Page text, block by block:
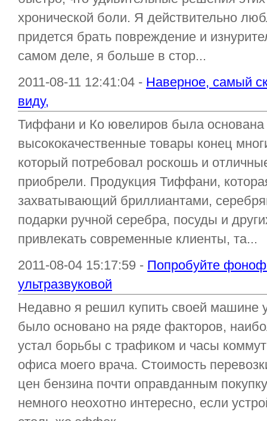
хронической боли. Я действительно
придется брать повреждение и
самом деле, я больше в стор...
2011-08-11 12:41:04 - Наверное, самый
виду,
Тиффани и Ко ювелиров была
высококачественные товары конец
который потребовал роскошь и
приобрели. Продукция Тиффани,
захватывающий бриллиантами,
подарки ручной серебра, посуды и
привлекать современные клиенты, та...
2011-08-04 15:17:59 - Попробуйте
ультразвуковой
Недавно я решил купить своей машине
было основано на ряде факторов,
устал борьбы с трафиком и часы
офиса моего врача. Стоимость
цен бензина почти оправданным
немного неохотно интересно, если